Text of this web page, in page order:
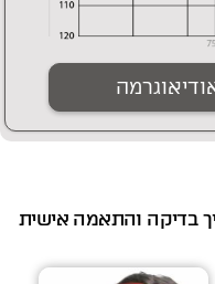
בדיקה והתאמה אישית